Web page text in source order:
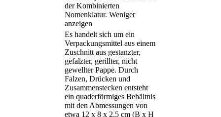
der Kombinierten
Nomenklatur. Weniger
anzeigen
Es handelt sich um ein
Verpackungsmittel aus einem
Zuschnitt aus gestanzter,
gefalzter, gerillter, nicht
gewellter Pappe. Durch
Falzen, Drücken und
Zusammenstecken entsteht
ein quaderförmiges Behältnis
mit den Abmessungen von
etwa 12 x 8 x 2,5 cm (B x H